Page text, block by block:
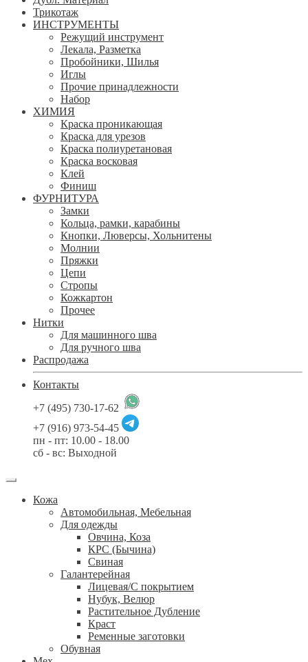
Трикотаж
ИНСТРУМЕНТЫ
Режущий инструмент
Лекала, Разметка
Пробойники, Шилья
Иглы
Прочие принадлежности
Набор
ХИМИЯ
Краска проникающая
Краска для урезов
Краска полиуретановая
Краска восковая
Клей
Финиш
ФУРНИТУРА
Замки
Кольца, рамки, карабины
Кнопки, Люверсы, Хольнитены
Молнии
Пряжки
Цепи
Стропы
Кожкартон
Прочее
Нитки
Для машинного шва
Для ручного шва
Распродажа
Контакты
+7 (495) 730-17-62
+7 (916) 973-54-45
пн - пт: 10.00 - 18.00
сб - вс: Выходной
Кожа
Автомобильная, Мебельная
Для одежды
Овчина, Коза
КРС (Бычина)
Свиная
Галантерейная
Лицевая/С покрытием
Нубук, Велюр
Растительное Дубление
Краст
Ременные заготовки
Обувная